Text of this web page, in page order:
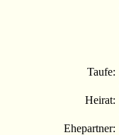
Taufe:
Heirat:
Ehepartner: